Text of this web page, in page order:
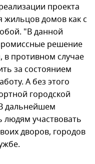
проекта
жильцов домов как с
"В данной
решение
в противном случае
за состоянием
А без этого
городской
дальнейшем
людям участвовать
дворов, городов